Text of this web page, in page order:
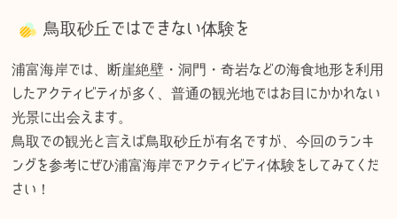
鳥取砂丘ではできない体験を
浦富海岸では、断崖絶壁・洞門・奇岩などの海食地形を利用
したアクティビティが多く、普通の観光地ではお目にかかれない
光景に出会えます。
鳥取での観光と言えば鳥取砂丘が有名ですが、今回のランキ
ングを参考にぜひ浦富海岸でアクティビティ体験をしてみてくだ
さい！